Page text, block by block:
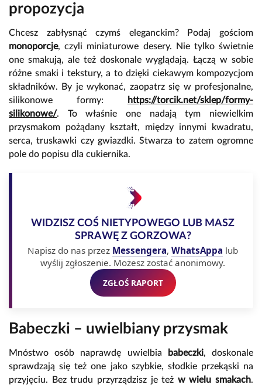
propozycja
Chcesz zabłysnąć czymś eleganckim? Podaj gościom
monoporcje, czyli miniaturowe desery. Nie tylko świetnie
one smakują, ale też doskonale wyglądają. Łączą w sobie
różne smaki i tekstury, a to dzięki ciekawym kompozycjom
składników. By je wykonać, zaopatrz się w profesjonalne,
silikonowe formy:
https://torcik.net/sklep/formy-
silikonowe/. To właśnie one nadają tym niewielkim
przysmakom pożądany kształt, między innymi kwadratu,
serca, truskawki czy gwiazdki. Stwarza to zatem ogromne
pole do popisu dla cukiernika.
WIDZISZ COŚ NIETYPOWEGO LUB MASZ
SPRAWĘ Z GORZOWA?
Napisz do nas przez Messengera, WhatsAppa lub
wyślij zgłoszenie. Możesz zostać anonimowy.
ZGŁOŚ RAPORT
Babeczki – uwielbiany przysmak
Mnóstwo osób naprawdę uwielbia babeczki, doskonale
sprawdzają się też one jako szybkie, słodkie przekąski na
przyjęciu. Bez trudu przyrządzisz je też w wielu smakach.